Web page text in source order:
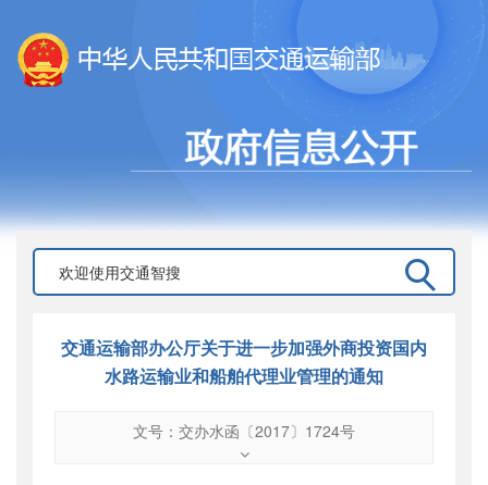
交通运输部办公厅关于进一步加强外商投资国内
水路运输业和船舶代理业管理的通知
文号：交办水函〔2017〕1724号
交办水函〔2017〕1724号